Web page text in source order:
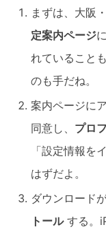
まずは、大阪
定案内ページ
れていること
のも手だね。
案内ページに
同意し、 プロ
「設定情報を
はずだよ。
ダウンロード
トールする。